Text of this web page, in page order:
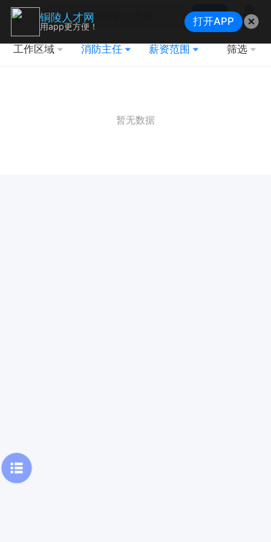
搜索
地图
工作区域 消防主任 薪资范围 筛选
暂无数据
铜陵人才网
用app更方便！ 打开APP